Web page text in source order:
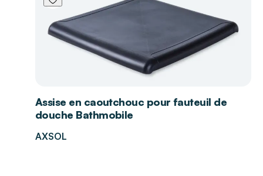
Assise en caoutchouc pour fauteuil de
douche Bathmobile
AXSOL